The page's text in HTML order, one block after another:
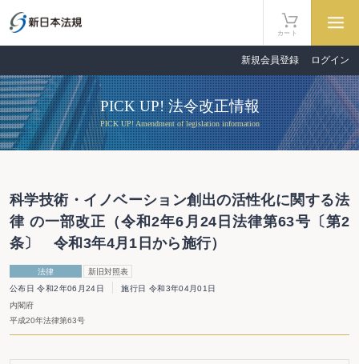
カート
新規会員登録 ログイン
PICK UP! 法令改正情報
PICK UP! Amendment of legislation information
科学技術・イノベーション創出の活性化に関する法
律 の一部改正（令和2年6月24日法律第63号〔第2
条〕 令和3年4月1日から施行）
法律
新旧対照表
公布日 令和2年06月24日
施行日 令和3年04月01日
内閣府
平成20年法律第63号